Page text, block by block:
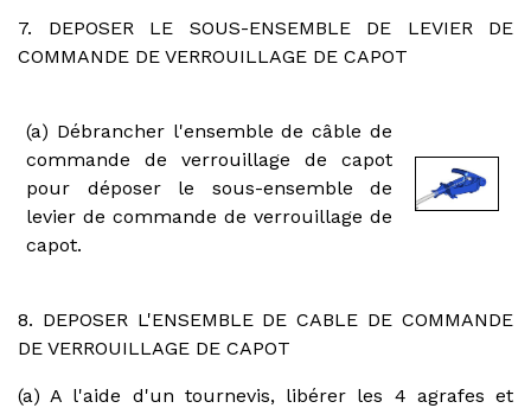
7. DEPOSER LE SOUS-ENSEMBLE DE LEVIER DE
COMMANDE DE VERROUILLAGE DE CAPOT
(a) Débrancher l'ensemble de câble de
commande de verrouillage de capot
pour déposer le sous-ensemble de
levier de commande de verrouillage de
capot.
8. DEPOSER L'ENSEMBLE DE CABLE DE COMMANDE
DE VERROUILLAGE DE CAPOT
(a) A l'aide d'un tournevis, libérer les 4 agrafes et